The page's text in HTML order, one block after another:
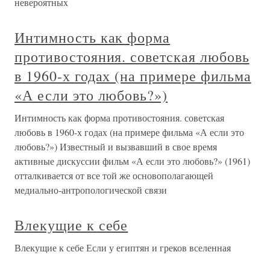
Интимность как форма
противостояния. советская любовь
в 1960-х годах (на примере фильма
«А если это любовь?»)
Интимность как форма противостояния. советская
любовь в 1960-х годах (на примере фильма «А если это
любовь?») Известный и вызвавший в свое время
активные дискуссии фильм «А если это любовь?» (1961)
отталкивается от все той же основополагающей
медиально-антропологической связи
Влекущие к себе
Влекущие к себе Если у египтян и греков вселенная